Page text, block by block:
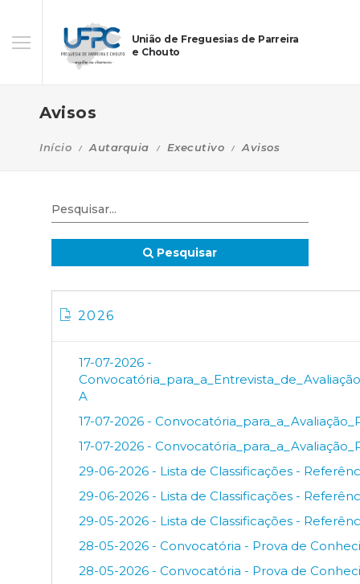
União de Freguesias de Parreira
e Chouto
Avisos
Início Autarquia Executivo Avisos
Pesquisar
2026
17-07-2026 -
A
17-07-2026 -
17-07-2026 -
29-06-2026 - Lista de Classificações -
29-06-2026 - Lista de Classificações -
29-05-2026 - Lista de Classificações -
28-05-2026 - Convocatória - Prova de
28-05-2026 - Convocatória - Prova de